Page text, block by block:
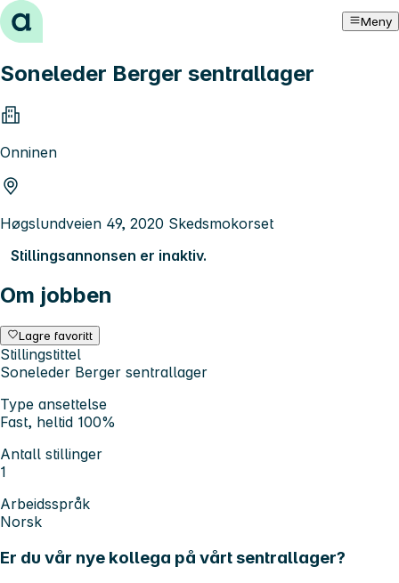
Hopp til innhold Meny
Soneleder Berger sentrallager
Onninen
Høgslundveien 49, 2020 Skedsmokorset
Stillingsannonsen er inaktiv.
Om jobben
Lagre favoritt
Stillingstittel
Soneleder Berger sentrallager
Type ansettelse
Fast, heltid 100%
Antall stillinger
1
Arbeidsspråk
Norsk
Er du vår nye kollega på vårt sentrallager?